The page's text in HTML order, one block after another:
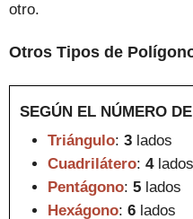
otro.
Otros Tipos de
SEGÚN EL NÚMERO
Triángulo:3 lados
Cuadrilátero:4 lados
Pentágono:5 lados
Hexágono:6 lados